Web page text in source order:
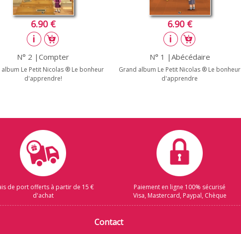
6.90 €
N° 2 |Compter
album Le Petit Nicolas ® Le bonheur
d'apprendre!
6.90 €
N° 1 |Abécédaire
Grand album Le Petit Nicolas ® Le bonheur
d'apprendre
de port offerts à partir de 15 €
d'achat
Paiement en ligne 100% sécurisé
Visa, Mastercard, Paypal, Chèque
Contact